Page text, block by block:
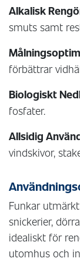
Alkalisk
smuts samt
förbättrar
Biologiskt
fosfater.
Allsidig
vindskivor,
Funkar
snickerier,
idealiskt för
utomhus och